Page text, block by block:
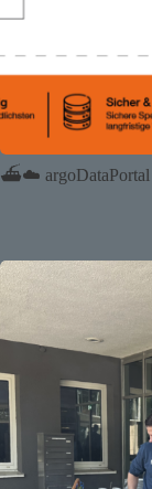
⛴️☁️ argoDataPortal